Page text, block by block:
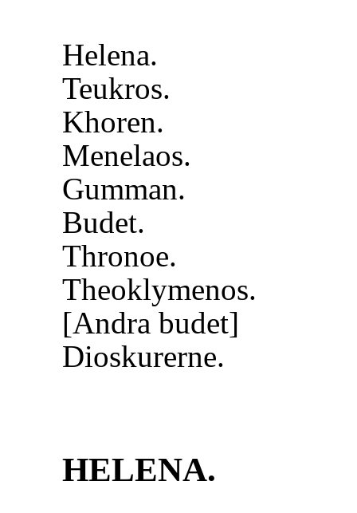
Helena.
Teukros.
Khoren.
Menelaos.
Gumman.
Budet.
Thronoe.
Theoklymenos.
[Andra budet]
Dioskurerne.
HELENA.